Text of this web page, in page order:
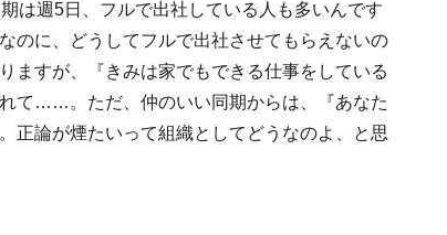
は週5日、フルで出社している人も多いんです
のに、どうしてフルで出社させてもらえないの
ますが、『きみは家でもできる仕事をしている
て……。ただ、仲のいい同期からは、『あなた
正論が煙たいって組織としてどうなのよ、と思